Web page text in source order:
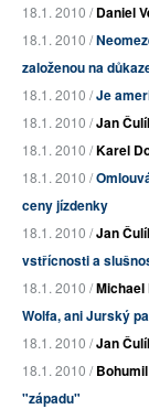
18.1. 2010 /Daniel
18.1. 2010 /
založenou na
18.1. 2010 /Je
18.1. 2010 /Jan
18.1. 2010 /Karel
18.1. 2010 /
ceny jízdenky
18.1. 2010 /Jan
vstřícnosti a
18.1. 2010 /Michael
Wolfa, ani Jurský
18.1. 2010 /Jan
18.1. 2010 /
"západu"